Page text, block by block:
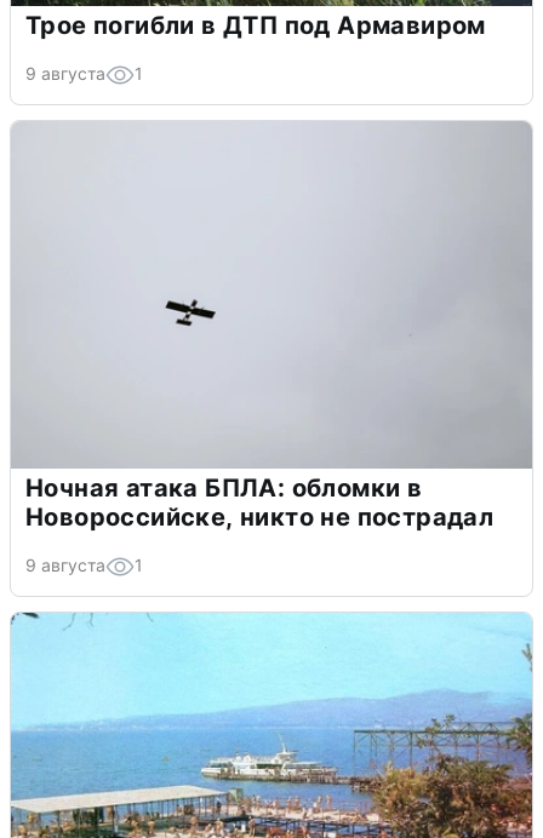
Трое погибли в ДТП под Армавиром
9 августа 1
Ночная атака БПЛА: обломки в
Новороссийске, никто не пострадал
9 августа 1